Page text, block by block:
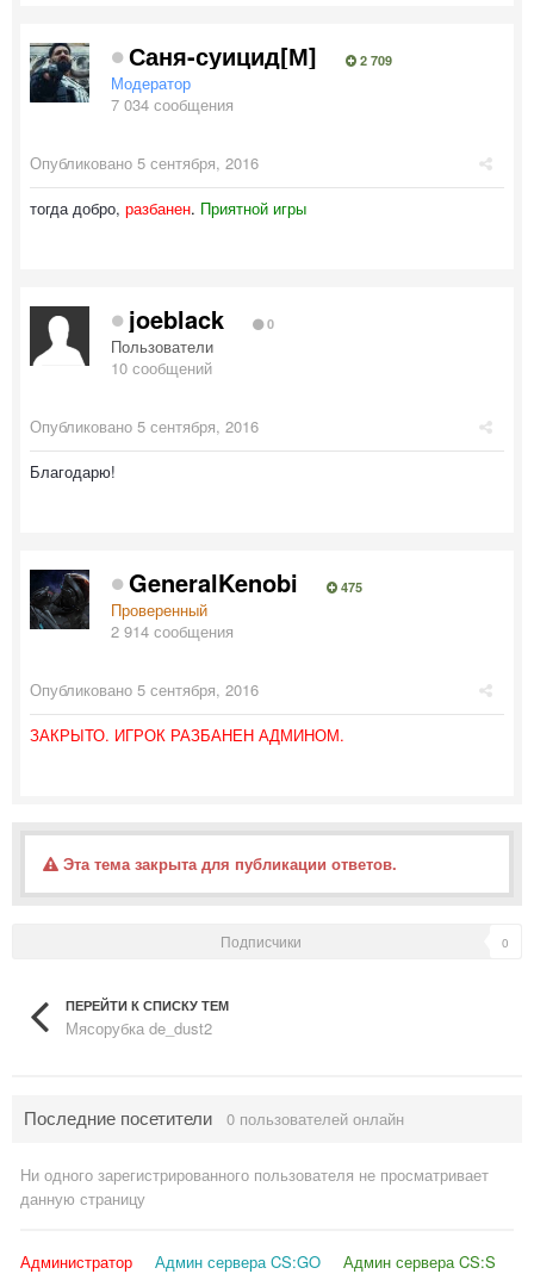
Саня-суицид[М] 2 709
Модератор
7 034 сообщения
Опубликовано 5 сентября, 2016
тогда добро, разбанен. Приятной игры
joeblack 0
Пользователи
10 сообщений
Опубликовано 5 сентября, 2016
Благодарю!
GeneralKenobi 475
Проверенный
2 914 сообщения
Опубликовано 5 сентября, 2016
ЗАКРЫТО. ИГРОК РАЗБАНЕН АДМИНОМ.
Эта тема закрыта для публикации ответов.
Подписчики 0
ПЕРЕЙТИ К СПИСКУ ТЕМ
Мясорубка de_dust2
Последние посетители 0 пользователей онлайн
Ни одного зарегистрированного пользователя не просматривает
данную страницу
Администратор Админ сервера CS:GO
Админ сервера CS:S